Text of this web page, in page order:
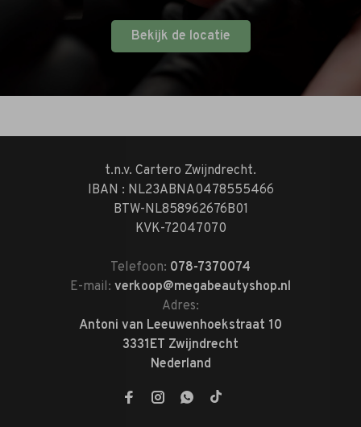
Bekijk de locatie
t.n.v. Cartero Zwijndrecht.
IBAN : NL23ABNA0478555466
BTW-NL858962676B01
KVK-72047070
Telefoon: 078-7370074
E-mail: verkoop@megabeautyshop.nl
Adres:
Antoni van Leeuwenhoekstraat 10
3331ET Zwijndrecht
Nederland